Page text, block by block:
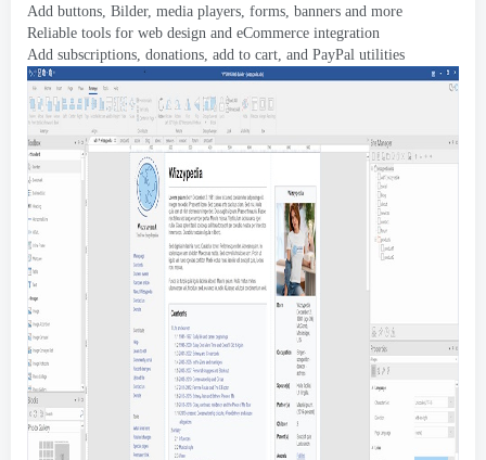
Add buttons, Bilder, media players, forms, banners and more
Reliable tools for web design and eCommerce integration
Add subscriptions, donations, add to cart, and PayPal utilities